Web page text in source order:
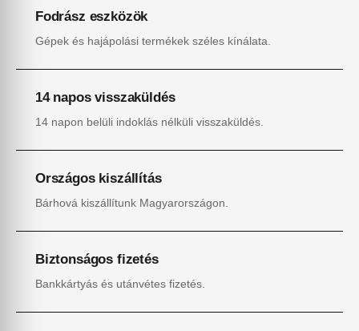
Fodrász eszközök
Gépek és hajápolási termékek széles kínálata.
14 napos visszaküldés
14 napon belüli indoklás nélküli visszaküldés.
Országos kiszállítás
Bárhová kiszállítunk Magyarországon.
Biztonságos fizetés
Bankkártyás és utánvétes fizetés.